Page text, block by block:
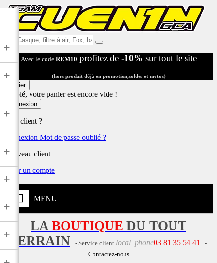
Ex:
Casque,
filtre
air,
Fox,
...
Avec le code REM10 profitez de -10% sur tout le site
(hors produit déjà en promotion,soldes et motos)
Panier
Désolé, votre panier est encore vide !
Connexion
Déjà client ?
Connexion Mot de passe oublié ?
Nouveau client
Créer un compte
MENU
+
+
+
+
+
+
+
LA BOUTIQUE DU TOUT
TERRAIN
- Service client local_phone03 81 35 54 41
-
Contactez-nous